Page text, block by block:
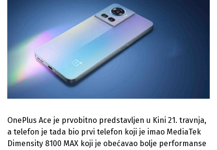
OnePlus Ace je prvobitno predstavljen u Kini 21. travnja,
a telefon je tada bio prvi telefon koji je imao MediaTek
Dimensity 8100 MAX koji je obećavao bolje performanse